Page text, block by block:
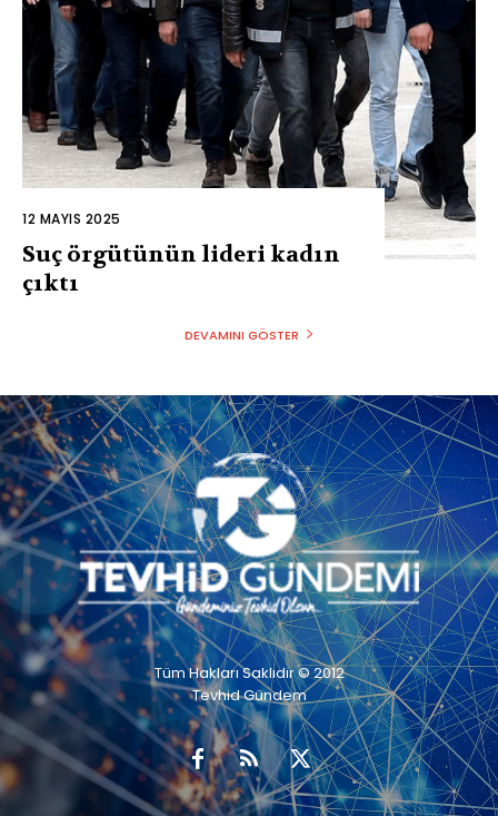
12 MAYIS 2025
Suç örgütünün lideri kadın
çıktı
DEVAMINI GÖSTER
Tüm Hakları Saklıdır © 2012
Tevhid Gündem